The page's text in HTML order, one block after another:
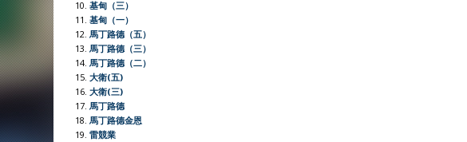
基甸（三）
基甸（一）
馬丁路德（五）
馬丁路德（三）
馬丁路德（二）
大衛(五)
大衛(三)
馬丁路德
馬丁路德金恩
雷競業